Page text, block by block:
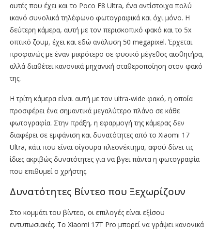
αυτές που έχει και το Poco F8 Ultra, ένα αντίστοιχα πολύ
ικανό συνολικά τηλέφωνο φωτογραφικά και όχι μόνο. Η
δεύτερη κάμερα, αυτή με τον περισκοπικό φακό και το 5x
οπτικό ζουμ, έχει και εδώ ανάλυση 50 megapixel. Έρχεται
προφανώς με έναν μικρότερο σε φυσικό μέγεθος αισθητήρα,
αλλά διαθέτει κανονικά μηχανική σταθεροποίηση στον φακό
της.
Η τρίτη κάμερα είναι αυτή με τον ultra-wide φακό, η οποία
προσφέρει ένα σημαντικά μεγαλύτερο πλάνο σε κάθε
φωτογραφία. Στην πράξη, η εφαρμογή της κάμερας δεν
διαφέρει σε εμφάνιση και δυνατότητες από το Xiaomi 17
Ultra, κάτι που είναι σίγουρα πλεονέκτημα, αφού δίνει τις
ίδιες ακριβώς δυνατότητες για να βγει πάντα η φωτογραφία
που επιθυμεί ο χρήστης.
Δυνατότητες Βίντεο που Ξεχωρίζουν
Στο κομμάτι του βίντεο, οι επιλογές είναι εξίσου
εντυπωσιακές. Το Xiaomi 17T Pro μπορεί να γράψει κανονικά